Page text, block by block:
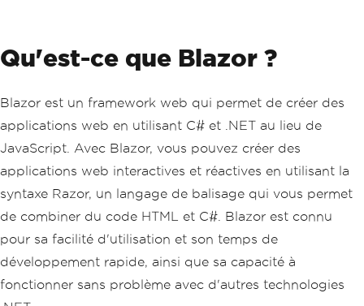
Qu'est-ce que Blazor ?
Blazor est un framework web qui permet de créer des
applications web en utilisant C# et .NET au lieu de
JavaScript. Avec Blazor, vous pouvez créer des
applications web interactives et réactives en utilisant la
syntaxe Razor, un langage de balisage qui vous permet
de combiner du code HTML et C#. Blazor est connu
pour sa facilité d'utilisation et son temps de
développement rapide, ainsi que sa capacité à
fonctionner sans problème avec d'autres technologies